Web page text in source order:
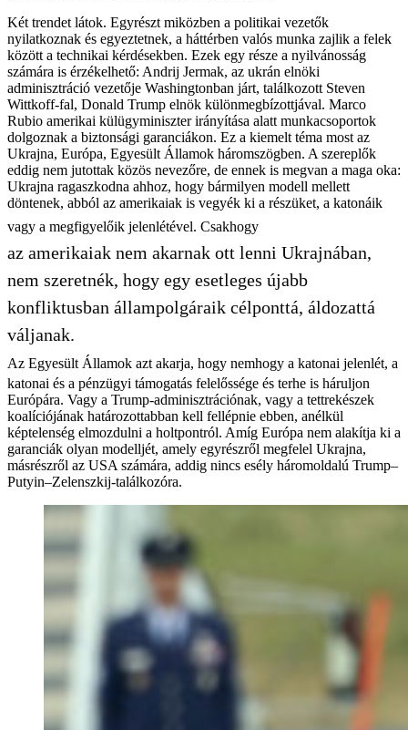
Két trendet látok. Egyrészt miközben a politikai vezetők
nyilatkoznak és egyeztetnek, a háttérben valós munka zajlik a felek
között a technikai kérdésekben. Ezek egy része a nyilvánosság
számára is érzékelhető: Andrij Jermak, az ukrán elnöki
adminisztráció vezetője Washingtonban járt, találkozott Steven
Wittkoff-fal, Donald Trump elnök különmegbízottjával. Marco
Rubio amerikai külügyminiszter irányítása alatt munkacsoportok
dolgoznak a biztonsági garanciákon. Ez a kiemelt téma most az
Ukrajna, Európa, Egyesült Államok háromszögben. A szereplők
eddig nem jutottak közös nevezőre, de ennek is megvan a maga oka:
Ukrajna ragaszkodna ahhoz, hogy bármilyen modell mellett
döntenek, abból az amerikaiak is vegyék ki a részüket, a katonáik
vagy a megfigyelőik jelenlétével. Csakhogy
az amerikaiak nem akarnak ott lenni Ukrajnában,
nem szeretnék, hogy egy esetleges újabb
konfliktusban állampolgáraik célponttá, áldozattá
váljanak.
Az Egyesült Államok azt akarja, hogy nemhogy a katonai jelenlét, a
katonai és a pénzügyi támogatás felelőssége és terhe is háruljon
Európára. Vagy a Trump-adminisztrációnak, vagy a tettrekészek
koalíciójának határozottabban kell fellépnie ebben, anélkül
képtelenség elmozdulni a holtpontról. Amíg Európa nem alakítja ki a
garanciák olyan modelljét, amely egyrészről megfelel Ukrajna,
másrészről az USA számára, addig nincs esély háromoldalú Trump–
Putyin–Zelenszkij-találkozóra.